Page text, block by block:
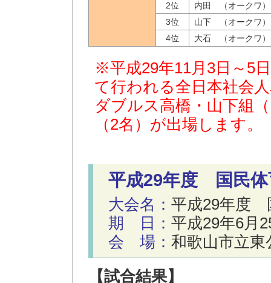
2位
内田 （オークワ）
3位
山下 （オークワ）
4位
大石 （オークワ）
※平成29年11月3日～5
て行われる全日本社会
ダブルス高橋・山下組
（2名）が出場します。
平成29年度 国民体
大会名： 平成29年度
期 日： 平成29年6月
会 場： 和歌山市立東
【試合結果】